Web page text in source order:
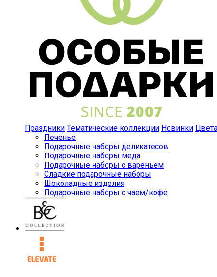
Праздники Тематические коллекции Новинки Цвета
Печенье
Подарочные наборы деликатесов
Подарочные наборы меда
Подарочные наборы с вареньем
Сладкие подарочные наборы
Шоколадные изделия
Подарочные наборы с чаем/кофе